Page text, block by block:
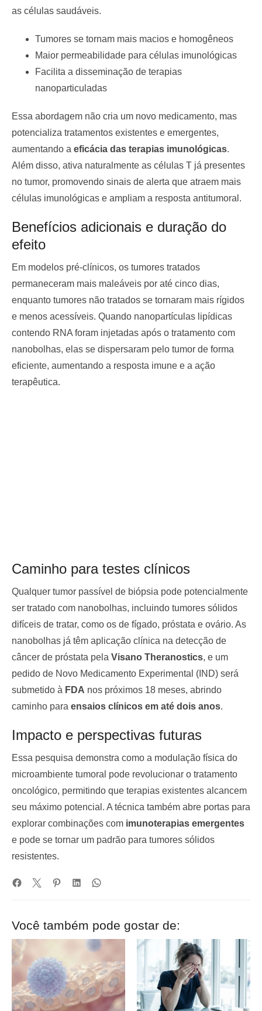
as células saudáveis.
Tumores se tornam mais macios e homogêneos
Maior permeabilidade para células imunológicas
Facilita a disseminação de terapias
nanoparticuladas
Essa abordagem não cria um novo medicamento, mas
potencializa tratamentos existentes e emergentes,
aumentando a eficácia das terapias imunológicas.
Além disso, ativa naturalmente as células T já presentes
no tumor, promovendo sinais de alerta que atraem mais
células imunológicas e ampliam a resposta antitumoral.
Benefícios adicionais e duração do
efeito
Em modelos pré-clínicos, os tumores tratados
permaneceram mais maleáveis por até cinco dias,
enquanto tumores não tratados se tornaram mais rígidos
e menos acessíveis. Quando nanopartículas lipídicas
contendo RNA foram injetadas após o tratamento com
nanobolhas, elas se dispersaram pelo tumor de forma
eficiente, aumentando a resposta imune e a ação
terapêutica.
Caminho para testes clínicos
Qualquer tumor passível de biópsia pode potencialmente
ser tratado com nanobolhas, incluindo tumores sólidos
difíceis de tratar, como os de fígado, próstata e ovário. As
nanobolhas já têm aplicação clínica na detecção de
câncer de próstata pela Visano Theranostics, e um
pedido de Novo Medicamento Experimental (IND) será
submetido à FDA nos próximos 18 meses, abrindo
caminho para ensaios clínicos em até dois anos.
Impacto e perspectivas futuras
Essa pesquisa demonstra como a modulação física do
microambiente tumoral pode revolucionar o tratamento
oncológico, permitindo que terapias existentes alcancem
seu máximo potencial. A técnica também abre portas para
explorar combinações com imunoterapias emergentes
e pode se tornar um padrão para tumores sólidos
resistentes.
Você também pode gostar de: